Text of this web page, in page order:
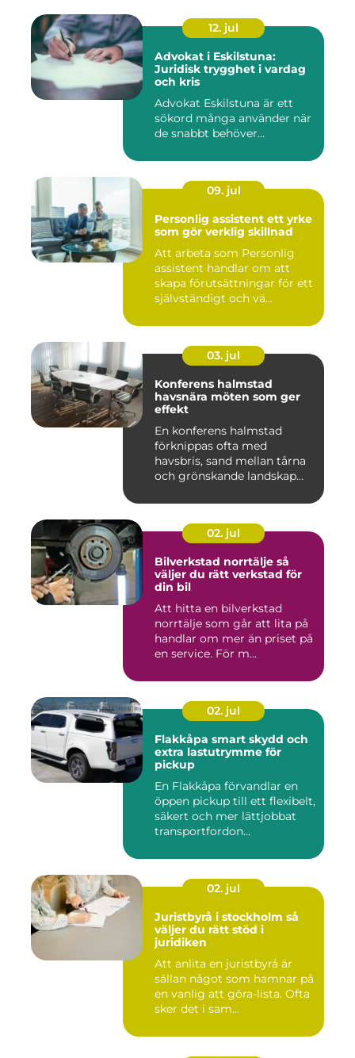
12. jul
Advokat i Eskilstuna:
Juridisk trygghet i vardag
och kris
Advokat Eskilstuna är ett
sökord många använder när
de snabbt behöver...
09. jul
Personlig assistent ett yrke
som gör verklig skillnad
Att arbeta som Personlig
assistent handlar om att
skapa förutsättningar för ett
självständigt och vä...
03. jul
Konferens halmstad
havsnära möten som ger
effekt
En konferens halmstad
förknippas ofta med
havsbris, sand mellan tårna
och grönskande landskap
02. jul
Bilverkstad norrtälje så
väljer du rätt verkstad för
din bil
Att hitta en bilverkstad
norrtälje som går att lita på
handlar om mer än priset på
en service. För m...
02. jul
Flakkåpa smart skydd och
extra lastutrymme för
pickup
En Flakkåpa förvandlar en
öppen pickup till ett flexibelt,
säkert och mer lättjobbat
transportfordon...
02. jul
Juristbyrå i stockholm så
väljer du rätt stöd i
juridiken
Att anlita en juristbyrå är
sällan något som hamnar på
en vanlig att göra-lista. Ofta
sker det i sam...